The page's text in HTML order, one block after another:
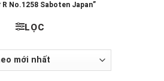
No.1258 Saboten Japan”
LỌC